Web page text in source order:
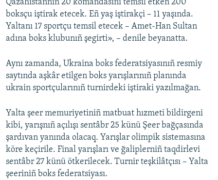
Qazahistannıñ 20 komandasını temsil etken 200
boksçu iştirak etecek. Eñ yaş iştirakçi – 11 yaşında.
Yaltanı 17 sportçu temsil etecek – Amet-Han Sultan
adına boks klubunıñ şegirti», – denile beyanatta.
Aynı zamanda, Ukraina boks federatsiyasınıñ resmiy
saytında aşkâr etilgen boks yarışlarınıñ planında
ukrain sportçularınıñ turnirdeki iştiraki yazılmağan.
Yalta şeer memuriyetiniñ matbuat hızmeti bildirgeni
kibi, yarışnıñ açılışı sentâbr 25 künü Şeer bağçasında
şardıvan yanında olacaq. Yarışlar olimpik sistemasına
köre keçirile. Final yarışları ve ğaliplerniñ taqdirlevi
sentâbr 27 künü ötkerilecek. Turnir teşkilâtçısı – Yalta
şeeriniñ boks federatsiyası.